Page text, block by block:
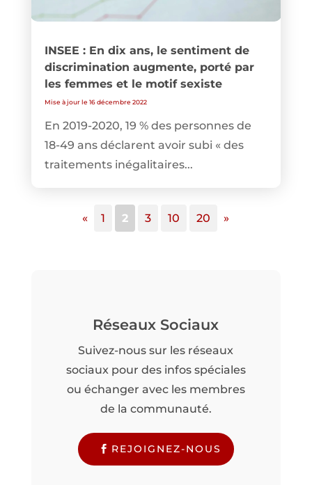
INSEE : En dix ans, le sentiment de
discrimination augmente, porté par
les femmes et le motif sexiste
Mise à jour le 16 décembre 2022
En 2019-2020, 19 % des personnes de
18-49 ans déclarent avoir subi « des
traitements inégalitaires...
« 1 2 3 10 20 »
Réseaux Sociaux
Suivez-nous sur les réseaux
sociaux pour des infos spéciales
ou échanger avec les membres
de la communauté.
REJOIGNEZ-NOUS